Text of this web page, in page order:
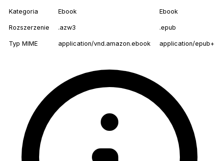
Kategoria Ebook Ebook
Rozszerzenie .azw3 .epub
Typ MIME application/vnd.amazon.ebook application/